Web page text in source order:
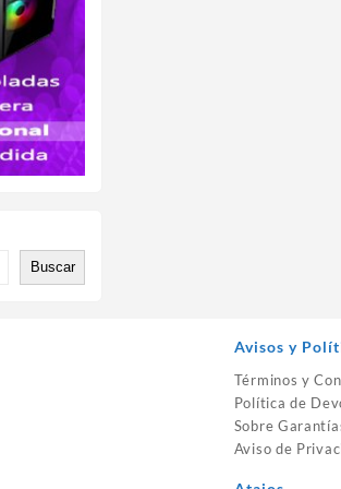
Buscar
Avisos y
Términos y
Política de
Sobre
Aviso de